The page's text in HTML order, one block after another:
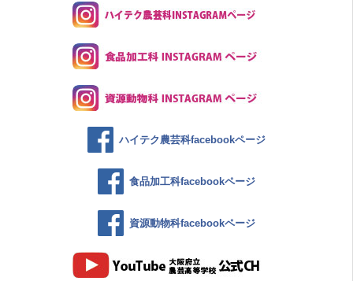
ハイテク農芸科facebookページ
食品加工科facebookページ
資源動物科facebookページ